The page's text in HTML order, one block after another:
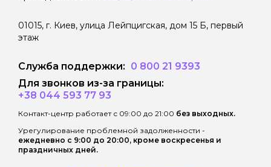
• витрати споживача за користування
нарахування процентів за користування
Кредитом після закінчення
Дисконтного періоду кредитування за
процентною ставкою, що вказана в
• витрати споживача за Дисконтний
01015, г. Киев, улица Лейпцигская, дом 15 Б, первый
этаж
Служба поддержки: 0 800 21 9393
Для звонков из-за границы:
+38 044 593 77 93
Контакт-центр работает с 09:00 до 21:00 без выходных.
Урегулирование проблемной задолженности -
ежедневно с 9:00 до 20:00, кроме воскресенья и
праздничных дней.